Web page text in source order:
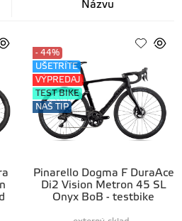
Pinarello Dogma F DuraAce
Di2 Vision Metron 45 SL
Onyx BoB - testbike
- 44%
UŠETRÍTE
VÝPREDAJ
TEST BIKE
NÁŠ TIP